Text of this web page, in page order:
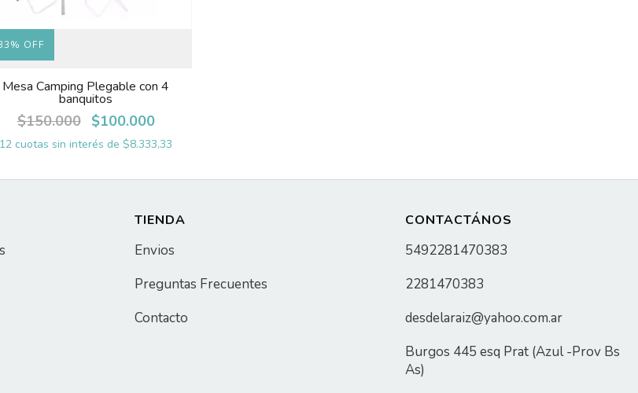
% OFF
Mesa Camping Plegable con 4
banquitos
$150.000 $100.000
12 cuotas sin interés de$8.333,33
TIENDA
Envios
Preguntas Frecuentes
Contacto
CONTACTÁNOS
5492281470383
2281470383
desdelaraiz@yahoo.com.ar
Burgos 445 esq Prat (Azul -Prov Bs
As)